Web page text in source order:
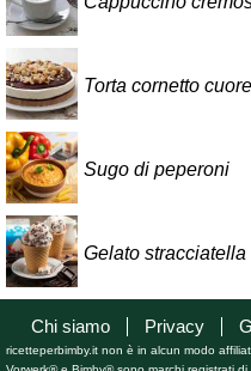
Torta cornetto
Sugo di peperoni
Gelato stracciatella
Chi siamo Privacy
ricetteperbimby.it non è in alcun modo